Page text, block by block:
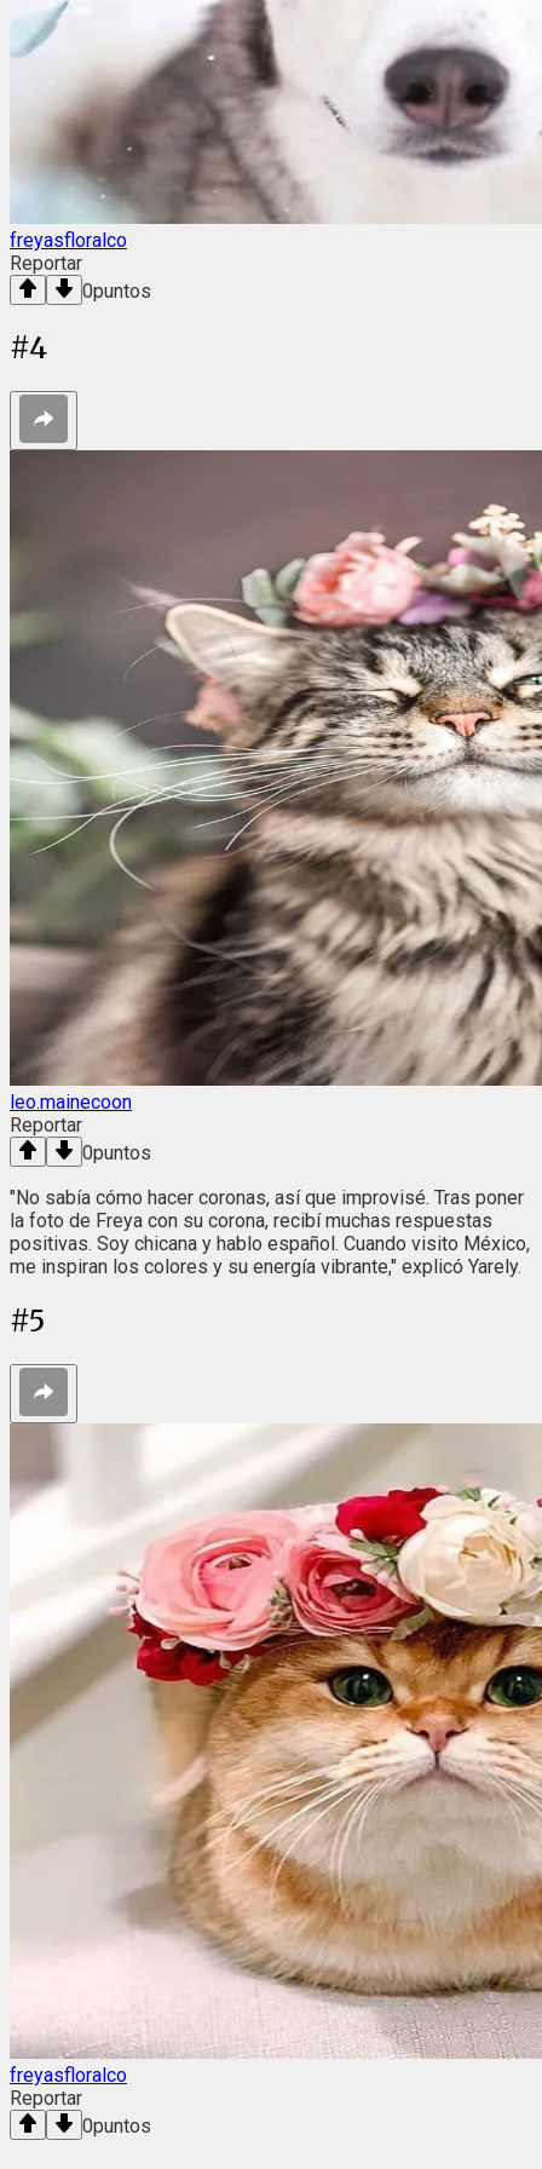
freyasfloralco
Reportar
0puntos
#4
leo.mainecoon
Reportar
0puntos
"No sabía cómo hacer coronas, así que improvisé. Tras poner
la foto de Freya con su corona, recibí muchas respuestas
positivas. Soy chicana y hablo español. Cuando visito México,
me inspiran los colores y su energía vibrante," explicó Yarely.
#5
freyasfloralco
Reportar
0puntos